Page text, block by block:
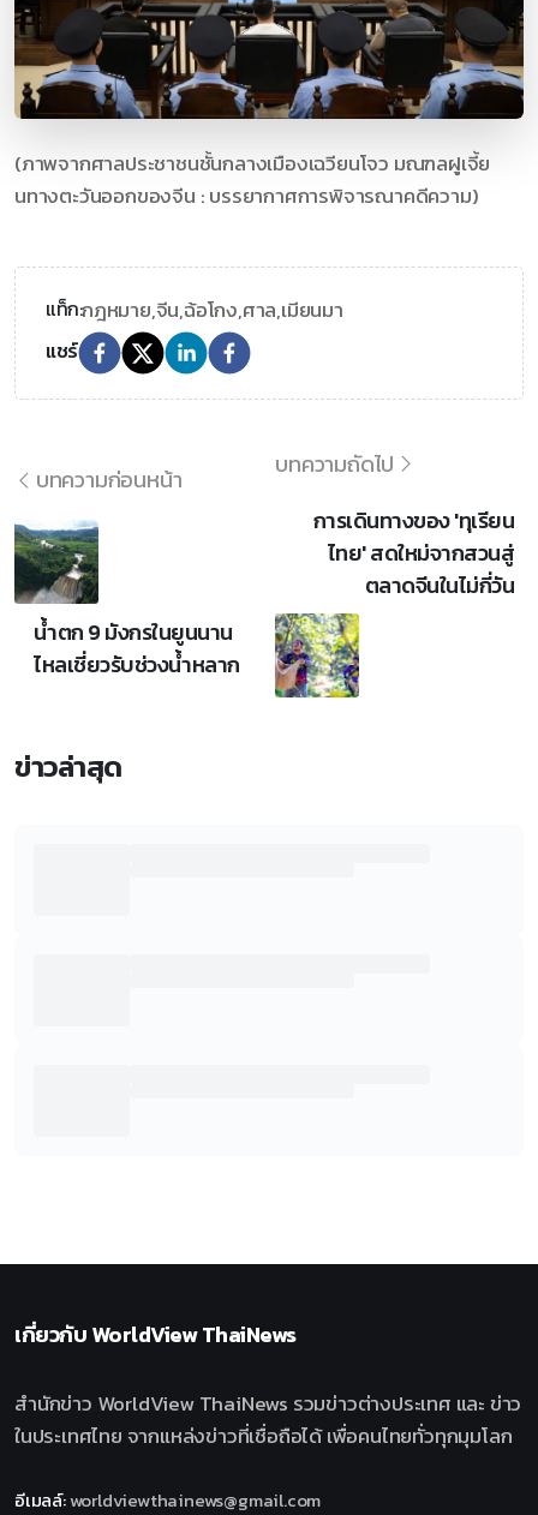
(ภาพจากศาลประชาชนชั้นกลางเมืองเฉวียนโจว มณฑลฝูเจี้ย
นทางตะวันออกของจีน : บรรยากาศการพิจารณาคดีความ)
แท็ก:กฎหมาย,จีน,ฉ้อโกง,ศาล,เมียนมา
แชร์
บทความก่อนหน้า
น้ำตก 9 มังกรในยูนนาน
ไหลเชี่ยวรับช่วงน้ำหลาก
บทความถัดไป
การเดินทางของ 'ทุเรียน
ไทย' สดใหม่จากสวนสู่
ตลาดจีนในไม่กี่วัน
ข่าวล่าสุด
เกี่ยวกับWorldView ThaiNews
สำนักข่าว WorldView ThaiNews รวมข่าวต่างประเทศ และ ข่าว
ในประเทศไทย จากแหล่งข่าวที่เชื่อถือได้ เพื่อคนไทยทั่วทุกมุมโลก
อีเมลล์:worldviewthainews@gmail.com